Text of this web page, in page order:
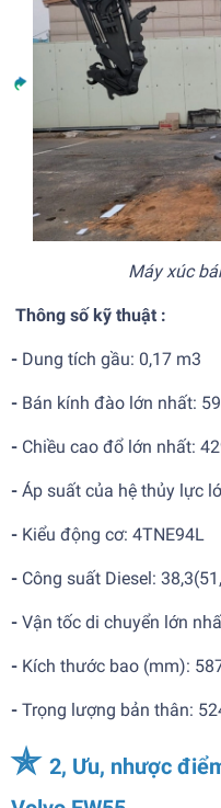
Máy xúc
Thông số kỹ thuật :
- Dung tích gầu: 0,17 m3
- Bán kính đào lớn nhất:
- Chiều cao đổ lớn nhất:
- Áp suất của hệ thủy lực
- Kiểu động cơ: 4TNE94L
- Công suất Diesel:
- Vận tốc di chuyển lớn
- Kích thước bao (mm):
- Trọng lượng bản thân:
✯ 2, Ưu, nhược